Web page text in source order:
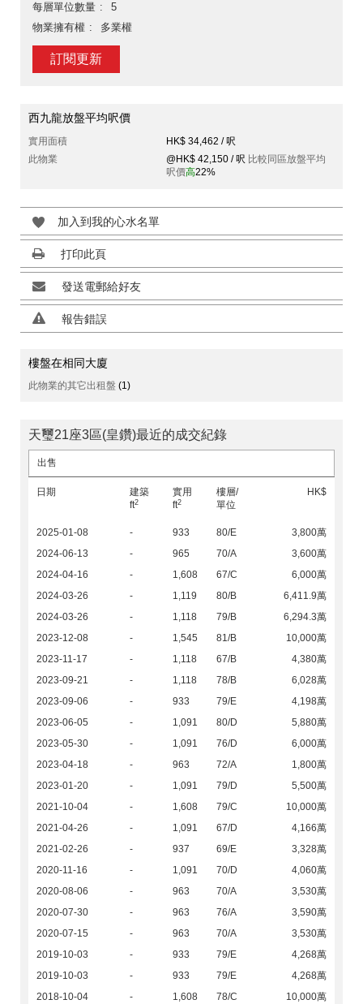
每層單位數量
5
物業擁有權
多業權
訂閱更新
西九龍放盤平均呎價
實用面積
HK$ 34,462 / 呎
此物業
@HK$ 42,150 / 呎 比較同區放盤平均
呎價高22%
加入到我的心水名單
打印此頁
發送電郵給好友
報告錯誤
樓盤在相同大廈
此物業的其它出租盤 (1)
天璽21座3區(皇鑽)最近的成交紀錄
出售
日期
建築
ft2
實用
ft2
樓層/
單位
HK$
2025-01-08 - 933 80/E
3,800萬
2024-06-13
- 965 70/A
3,600萬
2024-04-16
- 1,608 67/C
6,000萬
2024-03-26
- 1,119 80/B
6,411.9萬
2024-03-26
- 1,118 79/B
6,294.3萬
2023-12-08
- 1,545 81/B
10,000萬
2023-11-17
- 1,118 67/B
4,380萬
2023-09-21
- 1,118 78/B
6,028萬
2023-09-06
- 933 79/E
4,198萬
2023-06-05
- 1,091 80/D
5,880萬
2023-05-30
- 1,091 76/D
6,000萬
2023-04-18
- 963 72/A
1,800萬
2023-01-20
- 1,091 79/D
5,500萬
2021-10-04
- 1,608 79/C
10,000萬
2021-04-26
- 1,091 67/D
4,166萬
2021-02-26
- 937 69/E
3,328萬
2020-11-16
- 1,091 70/D
4,060萬
2020-08-06
- 963 70/A
3,530萬
2020-07-30
- 963 76/A
3,590萬
2020-07-15
- 963 70/A
3,530萬
2019-10-03
- 933 79/E
4,268萬
2019-10-03
- 933 79/E
4,268萬
2018-10-04
- 1,608 78/C 10,000萬